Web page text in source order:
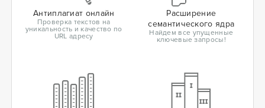
Антиплагиат онлайн
Проверка текстов на
уникальность и качество по
URL адресу
Расширение
семантического ядра
Найдем все упущенные
ключевые запросы!